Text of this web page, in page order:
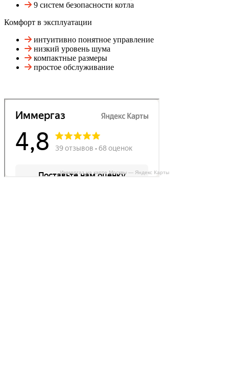
9 систем безопасности котла
Комфорт в эксплуатации
интуитивно понятное управление
низкий уровень шума
компактные размеры
простое обслуживание
Иммергаз на карте Москвы — Яндекс Карты